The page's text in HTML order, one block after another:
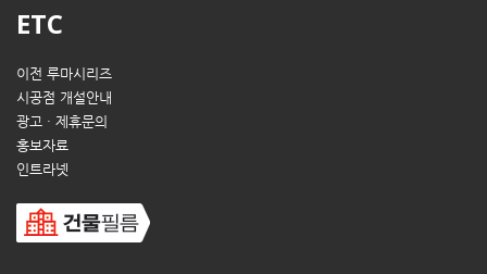
ETC
이전 루마시리즈
시공점 개설안내
광고 · 제휴문의
홍보자료
인트라넷